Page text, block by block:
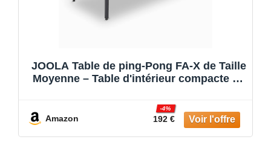
JOOLA Table de ping-Pong FA-X de Taille
Moyenne – Table d'intérieur compacte au
Amazon 192 €
-4%